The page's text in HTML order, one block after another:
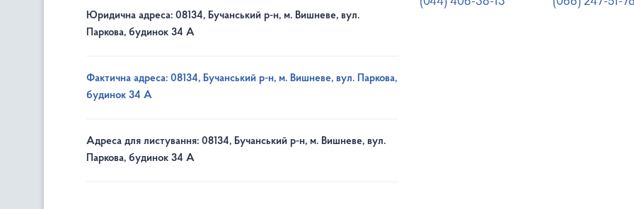
Юридична адреса: 08134, Бучанський р-н, м. Вишневе, вул.
Паркова, будинок 34 А
Фактична адреса: 08134, Бучанський р-н, м. Вишневе, вул. Паркова,
будинок 34 А
Адреса для листування: 08134, Бучанський р-н, м. Вишневе, вул.
Паркова, будинок 34 А